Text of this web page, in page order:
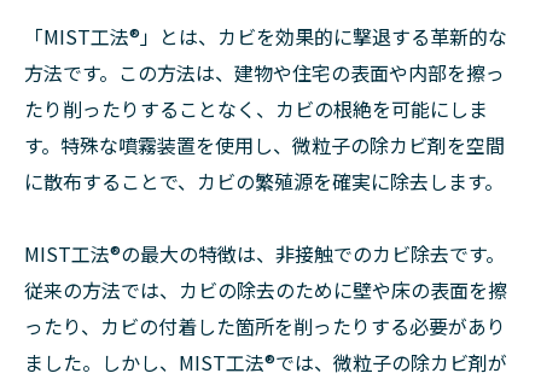
「MIST工法®︎」とは、カビを効果的に撃退する革新的な
方法です。この方法は、建物や住宅の表面や内部を擦っ
たり削ったりすることなく、カビの根絶を可能にしま
す。特殊な噴霧装置を使用し、微粒子の除カビ剤を空間
に散布することで、カビの繁殖源を確実に除去します。
MIST工法®︎の最大の特徴は、非接触でのカビ除去です。
従来の方法では、カビの除去のために壁や床の表面を擦
ったり、カビの付着した箇所を削ったりする必要があり
ました。しかし、MIST工法®︎では、微粒子の除カビ剤が